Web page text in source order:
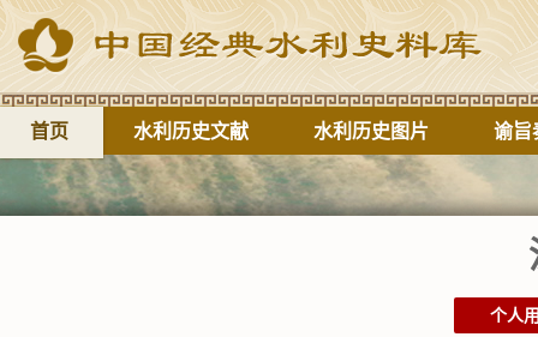
首页 水利历史文献 水利历史图片 谕旨
个人